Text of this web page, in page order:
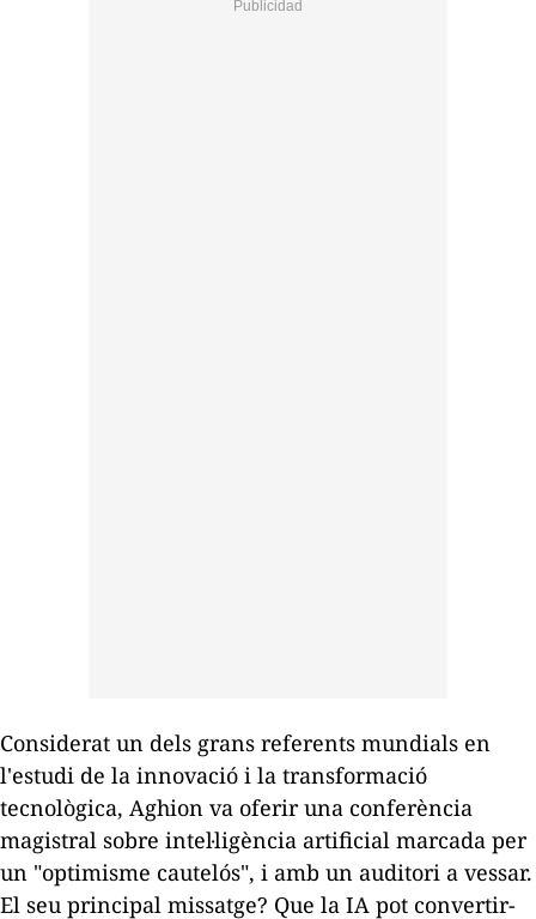
Considerat un dels grans referents mundials en
l'estudi de la innovació i la transformació
tecnològica, Aghion va oferir una conferència
magistral sobre intel·ligència artificial marcada per
un "optimisme cautelós", i amb un auditori a vessar.
El seu principal missatge? Que la IA pot convertir-